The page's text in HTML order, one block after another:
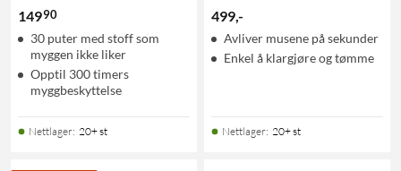
14990
30 puter med stoff som
myggen ikke liker
Opptil 300 timers
myggbeskyttelse
Nettlager: 20+ st
499,-
Avliver musene på sekunder
Enkel å klargjøre og tømme
Nettlager: 20+ st